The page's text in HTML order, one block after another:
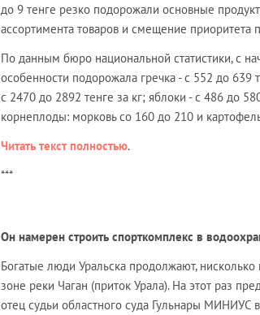
до 9 тенге резко подорожали основные
ассортимента товаров и смещение
По данным бюро национальной статистики, с
особенности подорожала гречка - с 552 до 639
с 2470 до 2892 тенге за кг; яблоки - с 486 до
корнеплоды: морковь со 160 до 210 и
Читать текст полностью.
***
Он намерен строить спорткомплекс в
Богатые люди Уральска продолжают,
зоне реки Чаган (приток Урала). На этот раз
отец судьи областного суда Гульнары МИНИУС